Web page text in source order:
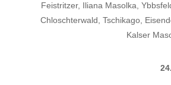
Feistritzer, Iliana Masolka,
Chloschterwald, Tschikago,
Kalser